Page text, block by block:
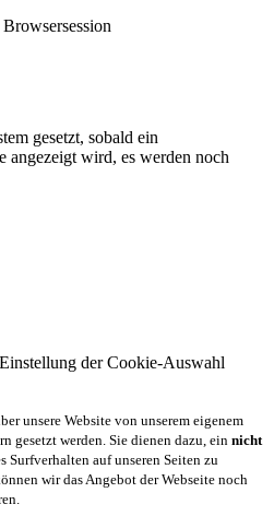
gesetzt, sobald ein
angezeigt wird, es werden noch
der Cookie-Auswahl
unsere Website von unserem eigenem
gesetzt werden. Sie dienen dazu, ein nicht
Surfverhalten auf unseren Seiten zu
wir das Angebot der Webseite noch